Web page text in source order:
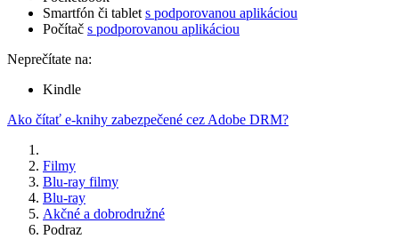
Smartfón či tablet s podporovanou aplikáciou
Počítač s podporovanou aplikáciou
Neprečítate na:
Kindle
Ako čítať e-knihy zabezpečené cez Adobe DRM?
Filmy
Blu-ray filmy
Blu-ray
Akčné a dobrodružné
Podraz